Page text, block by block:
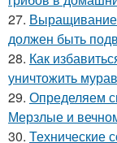
27.
должен быть
28. Как
уничтожить
29. Определяем
Мерзлые и
30. Технические